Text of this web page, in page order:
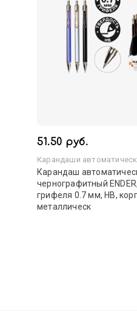
51.50 руб.
Карандаши
Карандаш
чернографитный
грифеля 0.7 мм, НВ,
металлическ